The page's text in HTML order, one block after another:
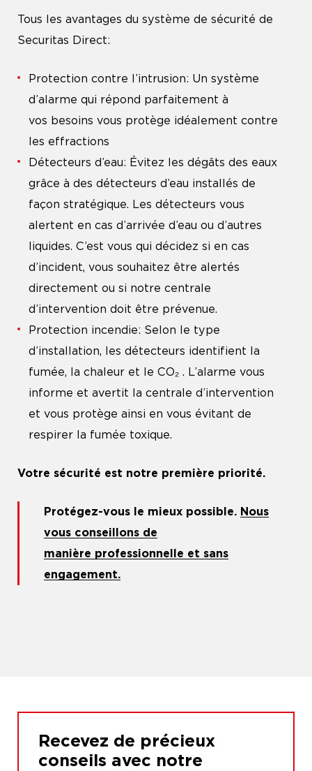
Tous les avantages du système de sécurité de
Securitas Direct:
Protection contre l’intrusion: Un système
d’alarme qui répond parfaitement à
vos besoins vous protège idéalement contre
les effractions
Détecteurs d’eau: Évitez les dégâts des eaux
grâce à des détecteurs d’eau installés de
façon stratégique. Les détecteurs vous
alertent en cas d’arrivée d’eau ou d’autres
liquides. C’est vous qui décidez si en cas
d’incident, vous souhaitez être alertés
directement ou si notre centrale
d’intervention doit être prévenue.
Protection incendie: Selon le type
d’installation, les détecteurs identifient la
fumée, la chaleur et le CO₂ . L’alarme vous
informe et avertit la centrale d’intervention
et vous protège ainsi en vous évitant de
respirer la fumée toxique.
Votre sécurité est notre première priorité.
Protégez-vous le mieux possible. Nous
vous conseillons de
manière professionnelle et sans
engagement.
Recevez de précieux
conseils avec notre